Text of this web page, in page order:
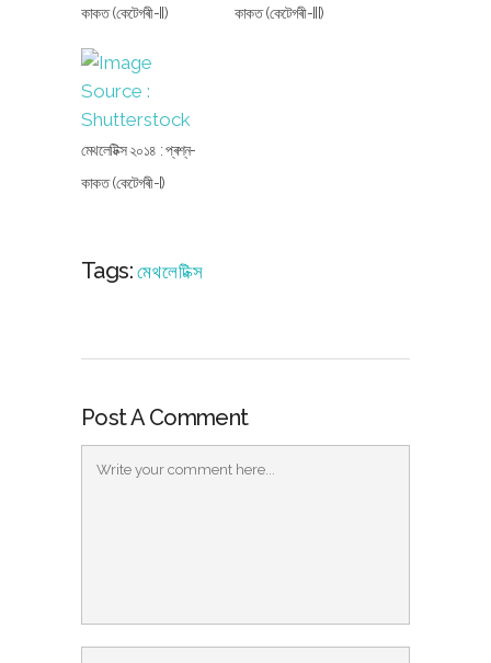
কাকত (কেটেগৰী-II)
কাকত (কেটেগৰী-III)
মেথলেটিক্স ২০১৪ : প্ৰশ্ন-
কাকত (কেটেগৰী-I)
Tags: মেথলেটিক্স
Post A Comment